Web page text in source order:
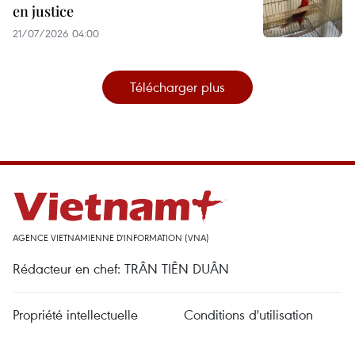
en justice
21/07/2026 04:00
Télécharger plus
AGENCE VIETNAMIENNE D'INFORMATION (VNA)
Rédacteur en chef: TRÂN TIÊN DUÂN
Propriété intellectuelle
Conditions d'utilisation